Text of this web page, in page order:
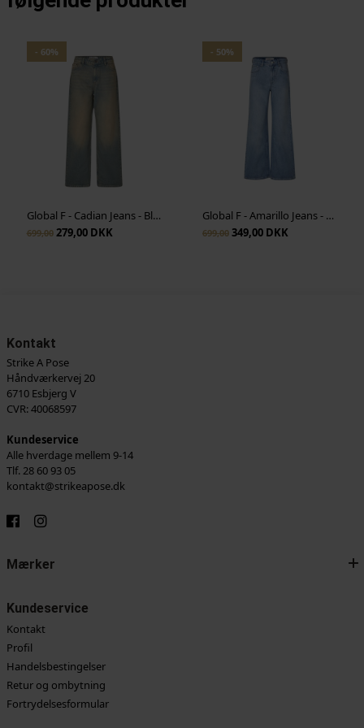
- 60%
Global F - Cadian Jeans - Blue Dessert Wash
699,00279,00 DKK
- 50%
Global F - Amarillo Jeans - Light Blue Brushing
699,00 349,00 DKK
Kontakt
Strike A Pose
Håndværkervej 20
6710 Esbjerg V
CVR: 40068597
Kundeservice
Alle hverdage mellem 9-14
Tlf. 28 60 93 05
kontakt@strikeapose.dk
Mærker
Kundeservice
Kontakt
Profil
Handelsbestingelser
Retur og ombytning
Fortrydelsesformular